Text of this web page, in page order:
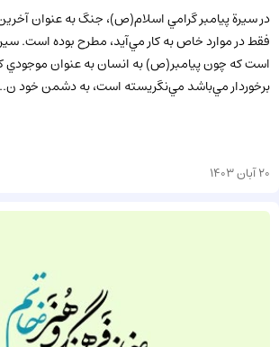
در سيرة پيامبر گرامي اسلام(ص)، جنگ به عنوان
فقط در موارد خاص به كار مي‌آيد، مطرح بوده است.
است كه چون پيامبر(ص) به انسان به عنوان موجودي
برخوردار مي‌باشد مي‌نگريسته است، به دشمن خود
20 آبان 1403